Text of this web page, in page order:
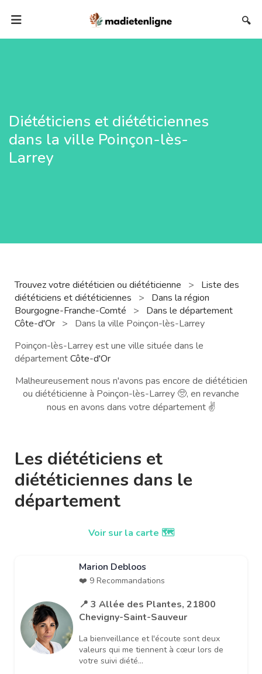
🔍
Diététiciens et diététiciennes
dans la ville Poinçon-lès-
Larrey
Trouvez votre diététicien ou diététicienne >
Liste des
diététiciens et diététiciennes
>
Dans la région
Bourgogne-Franche-Comté
>
Dans le département
Côte-d'Or >
Dans la ville Poinçon-lès-Larrey
Poinçon-lès-Larrey est une ville située dans le
départementCôte-d'Or
Malheureusement nous n'avons pas encore de diététicien
ou diététicienne à Poinçon-lès-Larrey 🥺, en revanche
nous en avons dans votre département ✌️
Les diététiciens et
diététiciennes dans le
département
Voir sur la carte 🗺️
Marion Debloos
❤️ 9 Recommandations
📍 3 Allée des Plantes, 21800
Chevigny-Saint-Sauveur
La bienveillance et l'écoute sont deux
valeurs qui me tiennent à cœur lors de
votre suivi diété...